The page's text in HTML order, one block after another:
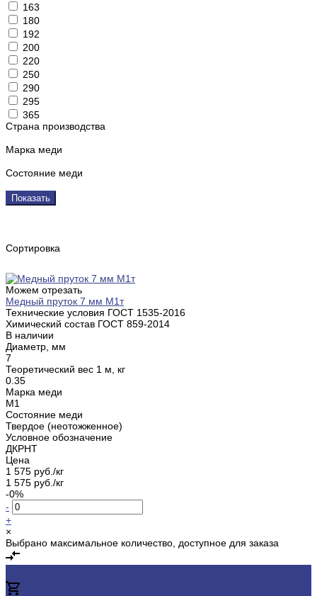
163
180
192
200
220
250
290
295
365
Страна производства
Марка меди
Состояние меди
Показать
Сортировка
Можем отрезать
Медный пруток 7 мм М1т
Технические условия ГОСТ 1535-2016
Химический состав ГОСТ 859-2014
В наличии
Диаметр, мм
7
Теоретический вес 1 м, кг
0.35
Марка меди
М1
Состояние меди
Твердое (неотожженное)
Условное обозначение
ДКРНТ
Цена
1 575 руб./кг
1 575 руб./кг
-0%
-
+
×
Выбрано максимальное количество, доступное для заказа